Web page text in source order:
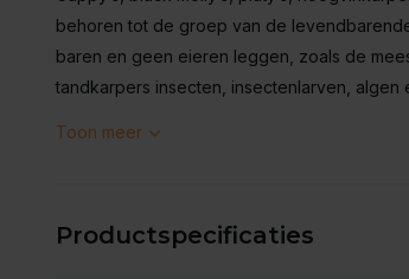
behoren tot de groep van de
baren en geen eieren leggen, zoals de
tandkarpers insecten, insectenlarven, algen
Toon meer
Productspecificaties